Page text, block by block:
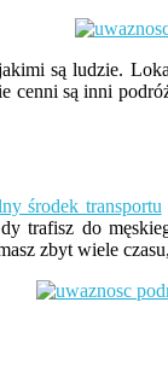
są ludzie.
cenni są inni
środek transportu
trafisz do
zbyt wiele